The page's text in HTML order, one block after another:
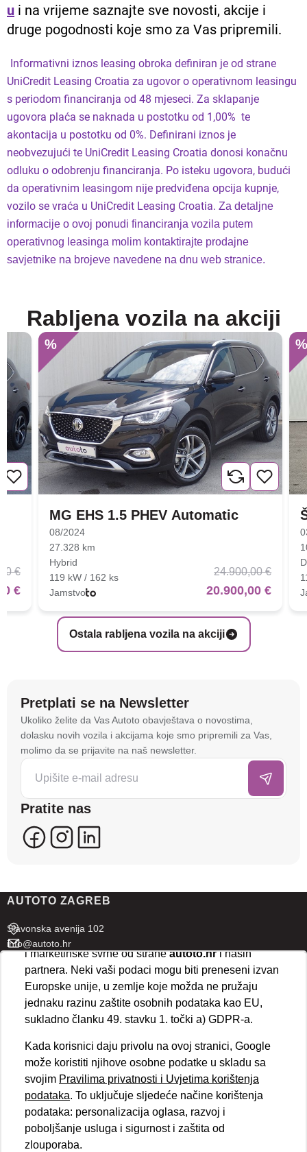
u i na vrijeme saznajte sve novosti, akcije i
druge pogodnosti koje smo za Vas pripremili.
Informativni iznos leasing obroka definiran je od strane
UniCredit Leasing Croatia za ugovor o operativnom leasingu
s periodom financiranja od 48 mjeseci. Za sklapanje
ugovora plaća se naknada u postotku od 1,00% te
akontacija u postotku od 0%. Definirani iznos je
neobvezujući te UniCredit Leasing Croatia donosi konačnu
odluku o odobrenju financiranja. Po isteku ugovora, budući
da operativnim leasingom nije predviđena opcija kupnje,
vozilo se vraća u UniCredit Leasing Croatia. Za detaljne
informacije o ovoj ponudi financiranja vozila putem
operativnog leasinga molim kontaktirajte prodajne
savjetnike na brojeve navedene na dnu web stranice.
Rabljena vozila na akciji
Ostala rabljena vozila na akciji
€
€
%
MG EHS 1.5 PHEV Automatic
08/2024
27.328 km
Hybrid
119 kW / 162 ks
Jamstvo
24.900,00 €
20.900,00 €
Pretplati se na Newsletter
Ukoliko želite da Vas Autoto obavještava o novostima,
dolasku novih vozila i akcijama koje smo pripremili za Vas,
molimo da se prijavite na naš newsletter.
Pratite nas
AUTOTO ZAGREB
Slavonska avenija 102
info@autoto.hr
Pon - Pet 07:30-18:00
Sub 08:00-13:00
AUTOTO SPLIT
info@autoto.hr
Pon - Pet 08:00-17:00
Sub 08:00-13:00
BRZI LINKOVI
Novosti
Na stranici
tehnologije kako bismo spremali i pristupali
informacijama na vašem uređaju. To nam omogućuje
da poboljšamo funkcionalnost stranice, analiziramo
posjećenost te prikazujemo personalizirane oglase i
sadržaje koji bi vas mogli zanimati. U tu svrhu mogu
se kreirati korisnički profili koji povezuju podatke s
više uređaja i web lokacija. Naši partneri također
koriste ove tehnologije.
ispravno funkcioniranje stranice. Odabirom
kolačića na vaš uređaj i njihovu obradu za analitičke
i marketinške svrhe od straneautoto.hri naših
partnera. Neki vaši podaci mogu biti preneseni izvan
Europske unije, u zemlje koje možda ne pružaju
jednaku razinu zaštite osobnih podataka kao EU,
sukladno članku 49. stavku 1. točki a) GDPR-a.
Kada korisnici daju privolu na ovoj stranici, Google
može koristiti njihove osobne podatke u skladu sa
svojim Pravilima privatnosti i Uvjetima korištenja
podataka. To uključuje sljedeće načine korištenja
podataka: personalizacija oglasa, razvoj i
poboljšanje usluga i sigurnost i zaštita od
zlouporaba.